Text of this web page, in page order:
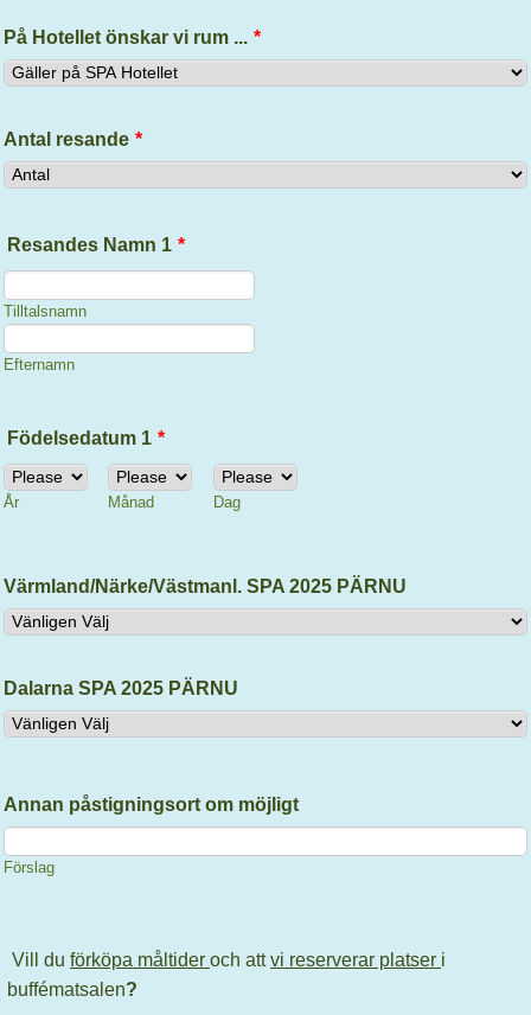
På Hotellet önskar vi rum ... *
Antal resande *
Resandes Namn 1 *
Tilltalsnamn
Efternamn
Födelsedatum 1 *
År Månad Dag
Värmland/Närke/Västmanl. SPA 2025 PÄRNU
Dalarna SPA 2025 PÄRNU
Annan påstigningsort om möjligt
Förslag
Vill du förköpa måltider och attvi reserverar platser i
buffématsalen?